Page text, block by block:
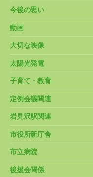
今後の思い
動画
大切な映像
太陽光発電
子育て・教育
定例会議関連
岩見沢駅関連
市役所新庁舎
市立病院
後援会関係